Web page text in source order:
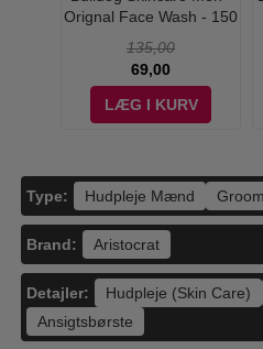
Orignal Face Wash - 150
135,00
69,00
LÆG I KURV
Type: Hudpleje Mænd
Brand: Aristocrat
Detajler: Hudpleje (Skin Care)
Ansigtsbørste